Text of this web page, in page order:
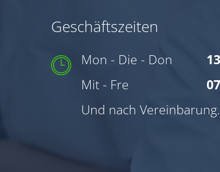
Geschäftszeiten
Mon - Die - Don
Mit - Fre
Und nach Vereinbarung.